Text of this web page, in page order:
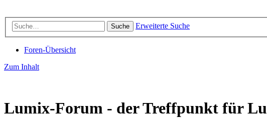
Suche Erweiterte Suche
Foren-Übersicht
Zum Inhalt
Lumix-Forum - der Treffpunkt für